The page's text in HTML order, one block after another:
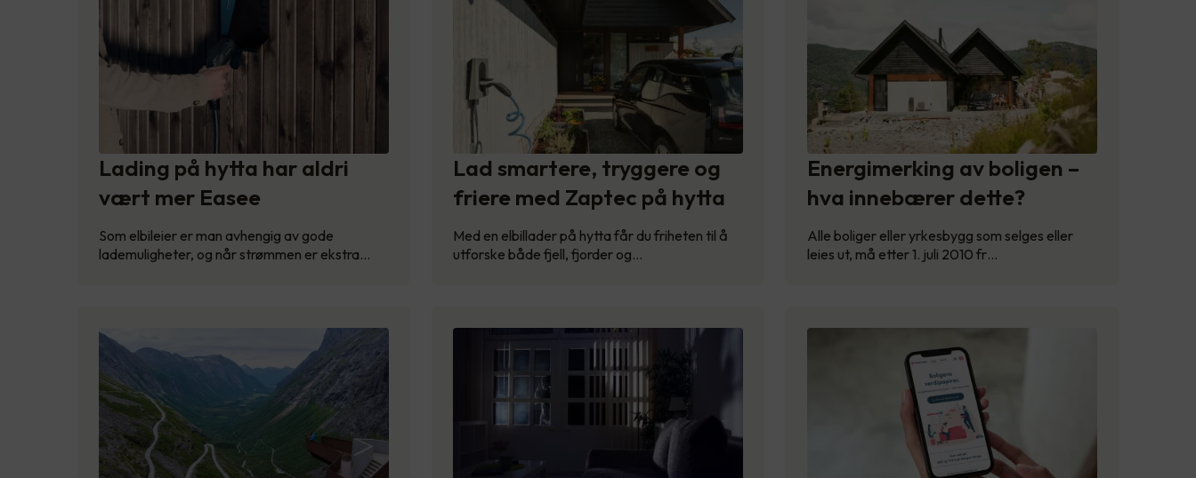
Lading på hytta har aldri
vært mer Easee
Som elbileier er man avhengig av gode
lademuligheter, og når strømmen er ekstra…
Lad smartere, tryggere og
friere med Zaptec på hytta
Med en elbillader på hytta får du friheten til å
utforske både fjell, fjorder og…
Energimerking av boligen –
hva innebærer dette?
Alle boliger eller yrkesbygg som selges eller
leies ut, må etter 1. juli 2010 fr…